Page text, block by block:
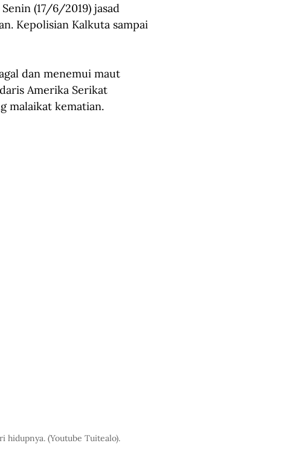
(17/6/2019) jasad
Kepolisian Kalkuta sampai
dan menemui maut
Amerika Serikat
malaikat kematian.
(Youtube Tuitealo).